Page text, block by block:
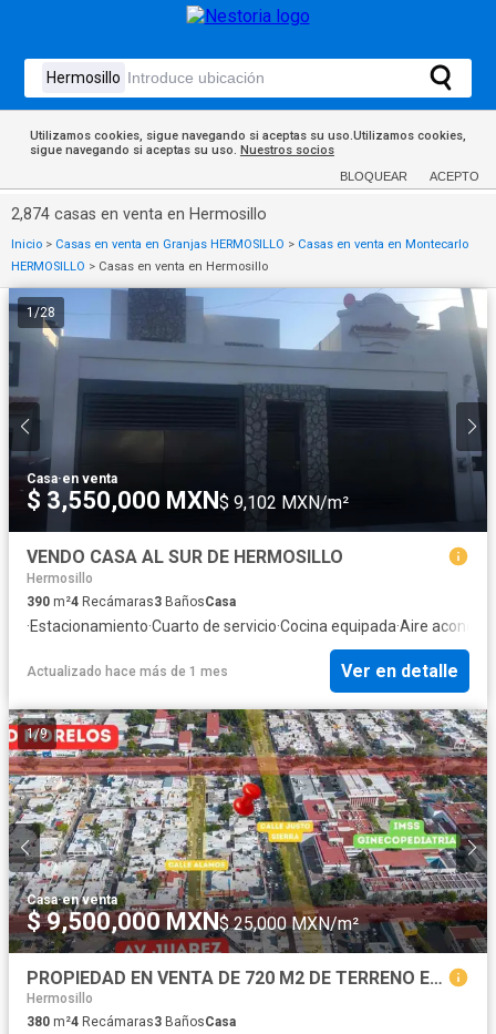
Utilizamos cookies, sigue navegando si aceptas su uso.Utilizamos cookies,
sigue navegando si aceptas su uso. Nuestros socios
BLOQUEAR ACEPTO
2,874 casas en venta en Hermosillo
Inicio > Casas en venta en Granjas HERMOSILLO > Casas en venta en Montecarlo
HERMOSILLO > Casas en venta en Hermosillo
1 /28
Casa·en venta
$ 3,550,000 MXN$ 9,102 MXN/m²
VENDO CASA AL SUR DE HERMOSILLO
Hermosillo
390 m²4 Recámaras3 BañosCasa
·Estacionamiento·Cuarto de servicio·Cocina equipada·Aire
Actualizado hace más de 1 mes Ver en detalle
1/9
Casa·en venta
$ 9,500,000 MXN$ 25,000 MXN/m²
PROPIEDAD EN VENTA DE 720 M2 DE TERRENO EN COLONIA CONSTITUCION
Hermosillo
380 m²4 Recámaras3 BañosCasa